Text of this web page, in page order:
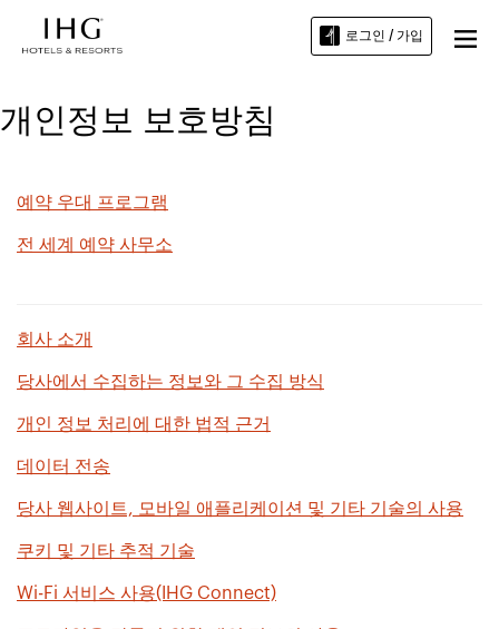
로그인 / 가입
개인정보 보호방침
예약 우대 프로그램
전 세계 예약 사무소
회사 소개
당사에서 수집하는 정보와 그 수집 방식
개인 정보 처리에 대한 법적 근거
데이터 전송
당사 웹사이트, 모바일 애플리케이션 및 기타 기술의 사용
쿠키 및 기타 추적 기술
Wi-Fi 서비스 사용(IHG Connect)